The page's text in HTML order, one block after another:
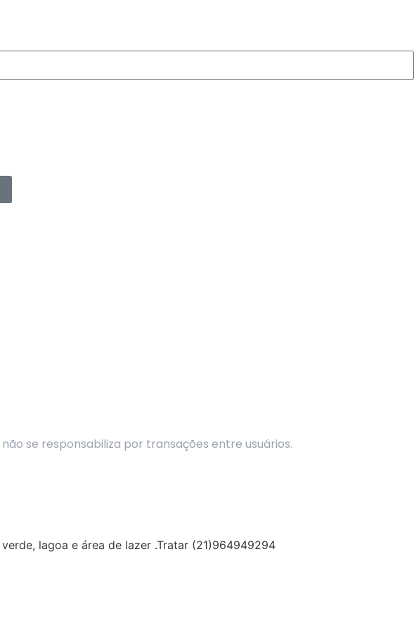
se responsabiliza por transações entre usuários.
lagoa e área de lazer .Tratar (21)964949294